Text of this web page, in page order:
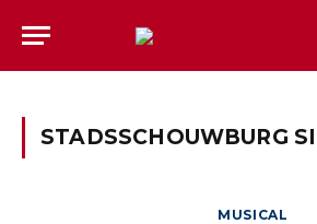
STADSSCHOUWBURG
MUSICAL